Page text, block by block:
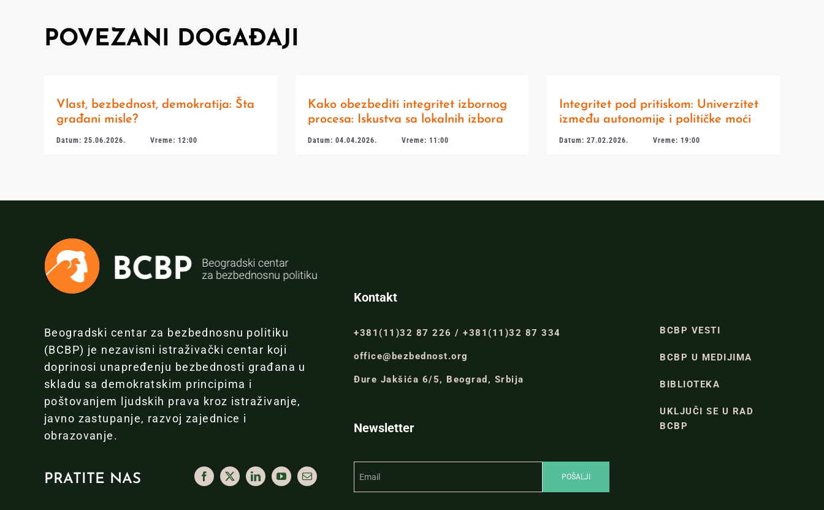
POVEZANI DOGAĐAJI
Vlast, bezbednost, demokratija: Šta
građani misle?
Datum: 25.06.2026. Vreme: 12:00
Kako obezbediti integritet izbornog
procesa: Iskustva sa lokalnih izbora
Datum: 04.04.2026. Vreme: 11:00
Integritet pod pritiskom: Univerzitet
između autonomije i političke moći
Datum: 27.02.2026. Vreme: 19:00
Beogradski centar za bezbednosnu politiku
(BCBP) je nezavisni istraživački centar koji
doprinosi unapređenju bezbednosti građana u
skladu sa demokratskim principima i
poštovanjem ljudskih prava kroz istraživanje,
javno zastupanje, razvoj zajednice i
obrazovanje.
PRATITE NAS
Kontakt
+381(11)32 87 226 / +381(11)32 87 334
office@bezbednost.org
Đure Jakšića 6/5, Beograd, Srbija
Newsletter
BCBP VESTI
BCBP U MEDIJIMA
BIBLIOTEKA
UKLJUČI SE U RAD
BCBP